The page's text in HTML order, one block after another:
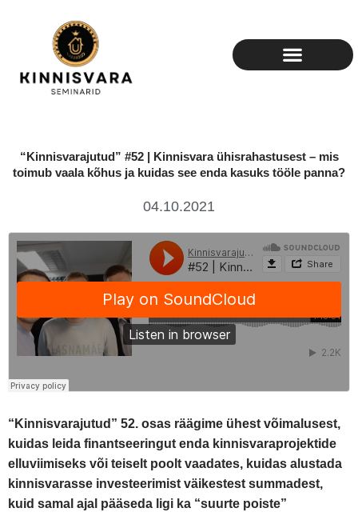
“Kinnisvarajutud” #52 | Kinnisvara ühisrahastusest – mis
toimub vaala kõhus ja kuidas see enda kasuks tööle panna?
04.10.2021
“Kinnisvarajutud” 52. osas räägime ühest võimalusest,
kuidas leida finantseeringut enda kinnisvaraprojektide
elluviimiseks või teiselt poolt vaadates, kuidas alustada
kinnisvarasse investeerimist väikestest summadest,
kuid samal ajal pääseda ligi ka “suurte poiste”